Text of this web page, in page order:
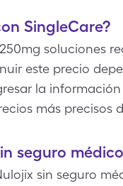
SingleCare?
250mg
este precio
la
más precisos
seguro
sin seguro